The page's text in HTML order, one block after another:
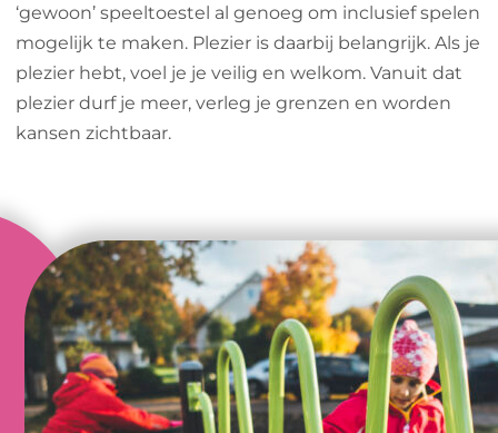
‘gewoon’ speeltoestel al genoeg om inclusief spelen
mogelijk te maken. Plezier is daarbij belangrijk. Als je
plezier hebt, voel je je veilig en welkom. Vanuit dat
plezier durf je meer, verleg je grenzen en worden
kansen zichtbaar.